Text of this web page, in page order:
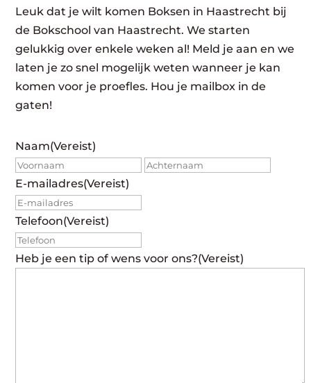
Leuk dat je wilt komen Boksen in Haastrecht bij
de Bokschool van Haastrecht. We starten
gelukkig over enkele weken al! Meld je aan en we
laten je zo snel mogelijk weten wanneer je kan
komen voor je proefles. Hou je mailbox in de
gaten!
Naam(Vereist)
Voornaam
E-mailadres(Vereist)
Telefoon(Vereist)
Heb je een tip of wens voor ons?(Vereist)